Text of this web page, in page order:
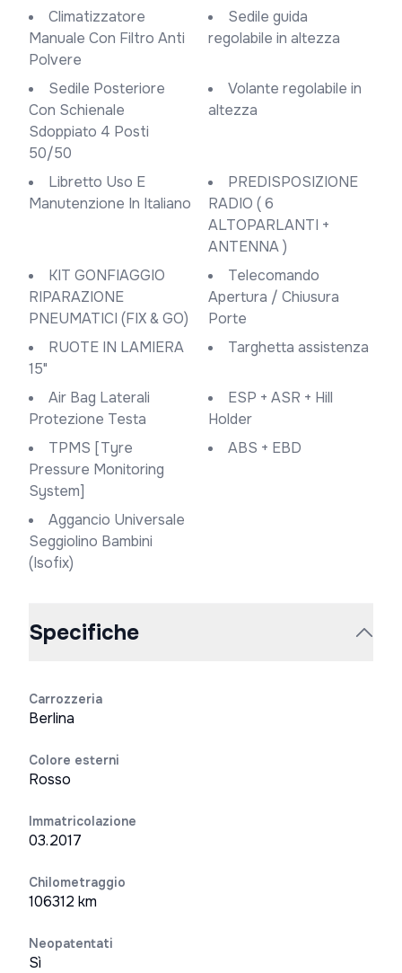
Climatizzatore
Manuale Con Filtro Anti
Polvere
Sedile guida
regolabile in altezza
Sedile Posteriore
Con Schienale
Sdoppiato 4 Posti
50/50
Volante regolabile in
altezza
Libretto Uso E
Manutenzione In Italiano
PREDISPOSIZIONE
RADIO ( 6
ALTOPARLANTI +
ANTENNA )
KIT GONFIAGGIO
RIPARAZIONE
PNEUMATICI (FIX & GO)
Telecomando
Apertura / Chiusura
Porte
RUOTE IN LAMIERA
15"
Targhetta assistenza
Air Bag Laterali
Protezione Testa
ESP + ASR + Hill
Holder
TPMS [Tyre
Pressure Monitoring
System]
ABS + EBD
Aggancio Universale
Seggiolino Bambini
(Isofix)
Specifiche
Carrozzeria
Berlina
Colore esterni
Rosso
Immatricolazione
03.2017
Chilometraggio
106312 km
Neopatentati
Sì